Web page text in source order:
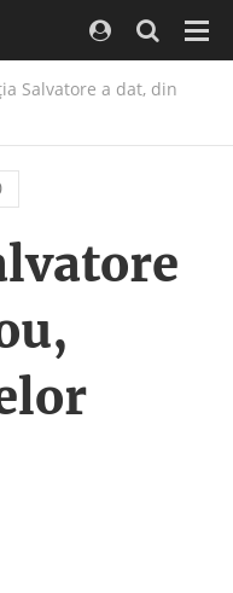
Salvatore a dat, din